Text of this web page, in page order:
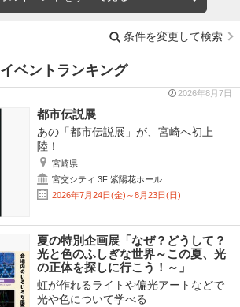
条件を変更して検索
イベントランキング
2026年8月7日
都市伝説展
あの「都市伝説展」が、宮崎へ初上
陸！
宮崎県
宮交シティ 3F 紫陽花ホール
2026年7月24日(金)～8月23日(日)
夏の特別企画展「なぜ？どうして？
光と色のふしぎな世界～この夏、光
の正体を探しに行こう！～」
虹が作れるライトや偏光アートなどで
光や色について学べる